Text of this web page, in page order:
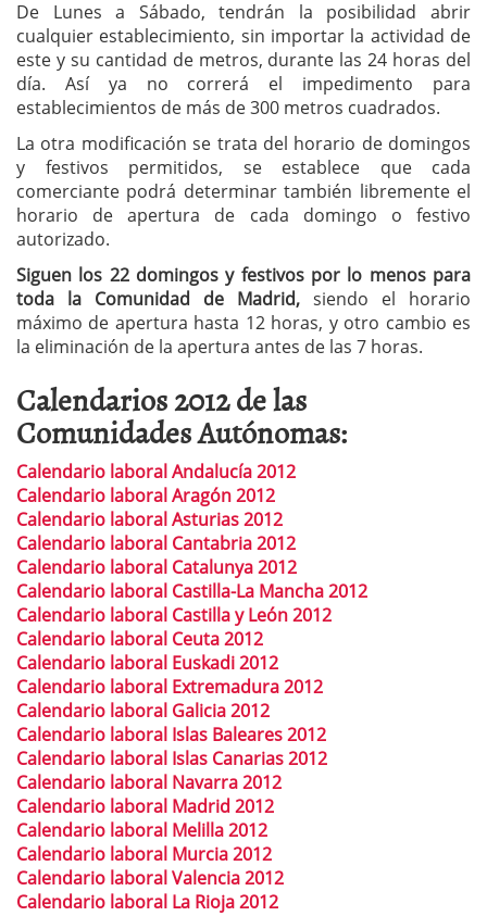
De Lunes a Sábado, tendrán la posibilidad abrir
cualquier establecimiento, sin importar la actividad de
este y su cantidad de metros, durante las 24 horas del
día. Así ya no correrá el impedimento para
establecimientos de más de 300 metros cuadrados.
La otra modificación se trata del horario de domingos
y festivos permitidos, se establece que cada
comerciante podrá determinar también libremente el
horario de apertura de cada domingo o festivo
autorizado.
Siguen los 22 domingos y festivos por lo menos para
toda la Comunidad de Madrid, siendo el horario
máximo de apertura hasta 12 horas, y otro cambio es
la eliminación de la apertura antes de las 7 horas.
Calendarios 2012 de las
Comunidades Autónomas:
Calendario laboral Andalucía 2012
Calendario laboral Aragón 2012
Calendario laboral Asturias 2012
Calendario laboral Cantabria 2012
Calendario laboral Catalunya 2012
Calendario laboral Castilla-La Mancha 2012
Calendario laboral Castilla y León 2012
Calendario laboral Ceuta 2012
Calendario laboral Euskadi 2012
Calendario laboral Extremadura 2012
Calendario laboral Galicia 2012
Calendario laboral Islas Baleares 2012
Calendario laboral Islas Canarias 2012
Calendario laboral Navarra 2012
Calendario laboral Madrid 2012
Calendario laboral Melilla 2012
Calendario laboral Murcia 2012
Calendario laboral Valencia 2012
Calendario laboral La Rioja 2012